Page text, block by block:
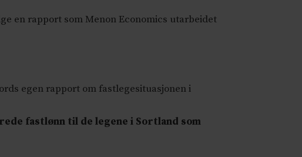
en rapport som Menon Economics utarbeidet
egen rapport om fastlegesituasjonen i
fastlønn til de legene i Sortland som